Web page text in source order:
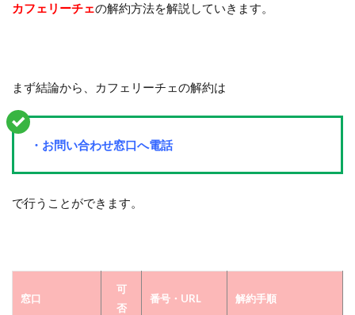
カフェリーチェの解約方法を解説していきます。
まず結論から、カフェリーチェの解約は
・お問い合わせ窓口へ電話
で行うことができます。
窓口
可
否
番号・URL 解約手順